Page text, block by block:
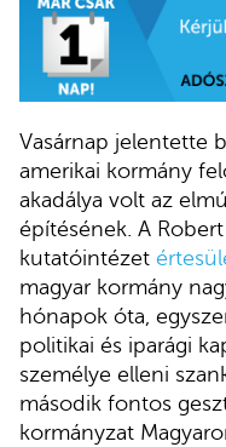
Vasárnap jelentette
amerikai kormány
akadálya volt az
építésének. A
kutatóintézet
magyar kormány
hónapok óta,
politikai és iparági
személye elleni
második fontos
kormányzat